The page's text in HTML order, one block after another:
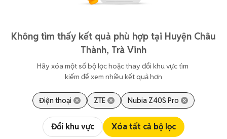
Không tìm thấy kết quả phù hợp tại Huyện Châu
Thành, Trà Vinh
Hãy xóa một số bộ lọc hoặc thay đổi khu vực tìm
kiếm để xem nhiều kết quả hơn
Điện thoại ZTE Nubia Z40S Pro
Đổi khu vực Xóa tất cả bộ lọc